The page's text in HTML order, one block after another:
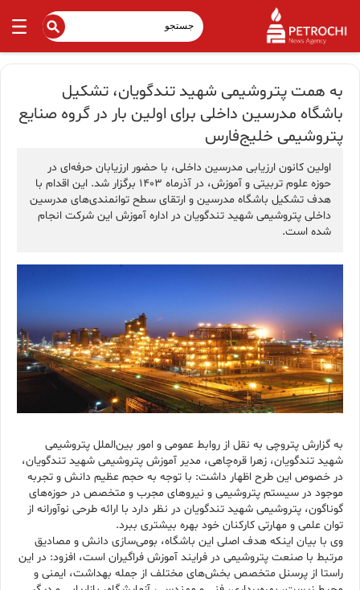
به همت پتروشیمی شهید تندگویان، تشکیل
باشگاه مدرسین داخلی برای اولین بار در گروه صنایع
پتروشیمی خلیج‌فارس
اولین کانون ارزیابی مدرسین داخلی، با حضور ارزیابان حرفه‌ای در
حوزه علوم تربیتی و آموزش، در آذر‌ماه ۱۴۰۳ برگزار شد. این اقدام با
هدف تشکیل باشگاه مدرسین و ارتقای سطح توانمندی‌های مدرسین
داخلی پتروشیمی شهید تندگویان در اداره آموزش این شرکت انجام
شده است.
به گزارش پتروچی به نقل از روابط عمومی و امور بین‌الملل پتروشیمی
شهید تندگویان، زهرا قره‌چاهی، مدیر آموزش پتروشیمی شهید تندگویان،
در خصوص این طرح اظهار داشت: با توجه به حجم عظیم دانش و تجربه
موجود در سیستم پتروشیمی و نیروهای مجرب و متخصص در حوزه‌های
گوناگون، پتروشیمی شهید تندگویان در نظر دارد با ارائه طرحی نوآورانه از
توان علمی و مهارتی کارکنان خود بهره بیشتری ببرد.
وی با بیان اینکه هدف اصلی این باشگاه، بومی‌سازی دانش و مصادیق
مرتبط با صنعت پتروشیمی در فرایند آموزش فراگیران است، افزود: در این
راستا از پرسنل متخصص بخش‌های مختلف از جمله بهداشت، ایمنی و